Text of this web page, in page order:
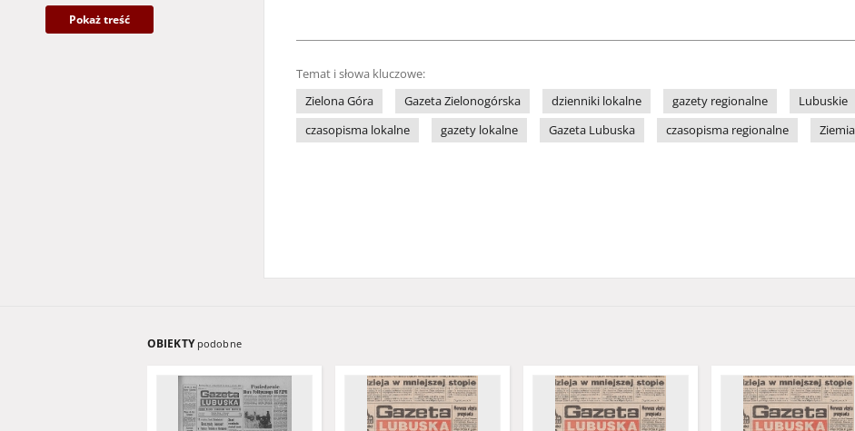
Pokaż treść
Temat i słowa kluczowe:
Zielona Góra
Gazeta Zielonogórska dzienniki lokalne gazety regionalne Lubuskie
czasopisma lokalne
gazety lokalne Gazeta Lubuska czasopisma regionalne
OBIEKTY podobne